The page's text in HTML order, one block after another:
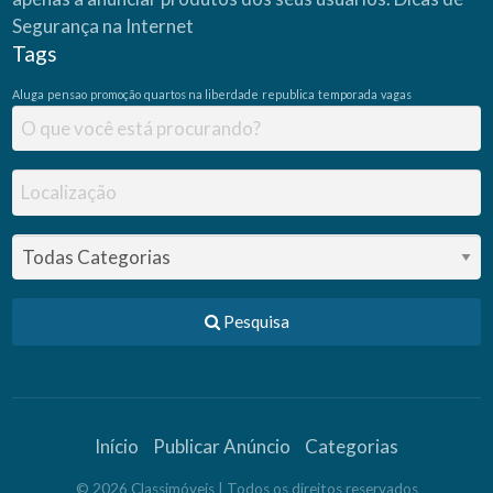
s
d
o
r
a
m
a
C
a
a
P
a
u
i
s
t
a
Segurança na Internet
Tags
Aluga pensao promoção quartos na liberdade republica temporada vagas
Pesquisa
Início Publicar Anúncio Categorias
© 2026 Classimóveis| Todos os direitos reservados